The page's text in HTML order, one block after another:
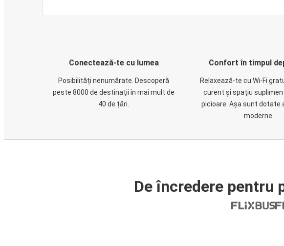
Conectează-te cu lumea
Posibilități nenumărate. Descoperă
peste 8000 de destinații în mai mult de
40 de țări.
Confort în timpul
Relaxează-te cu Wi-Fi
curent și spațiu
picioare. Așa sunt dotate
moderne.
De încredere pentru